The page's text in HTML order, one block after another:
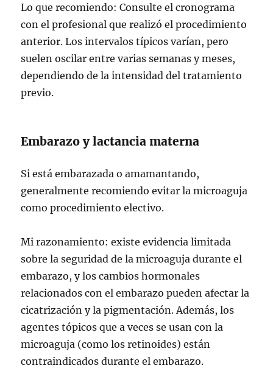
Lo que recomiendo: Consulte el cronograma
con el profesional que realizó el procedimiento
anterior. Los intervalos típicos varían, pero
suelen oscilar entre varias semanas y meses,
dependiendo de la intensidad del tratamiento
previo.
Embarazo y lactancia materna
Si está embarazada o amamantando,
generalmente recomiendo evitar la microaguja
como procedimiento electivo.
Mi razonamiento: existe evidencia limitada
sobre la seguridad de la microaguja durante el
embarazo, y los cambios hormonales
relacionados con el embarazo pueden afectar la
cicatrización y la pigmentación. Además, los
agentes tópicos que a veces se usan con la
microaguja (como los retinoides) están
contraindicados durante el embarazo.